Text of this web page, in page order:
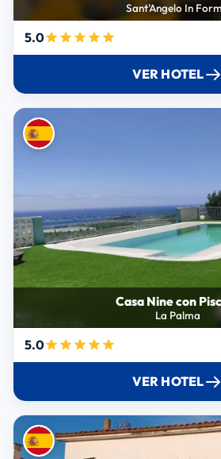
Sant'Angelo In
5.0
VER HOTEL
Casa Nine con
La Palma
5.0
VER HOTEL